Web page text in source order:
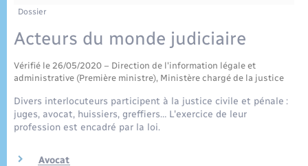
Plan interactif
Publications
Etat-civil - Papiers - Citoyenneté
Mariage – PACS
Parrainage civil
Recensement
Logement - Urbanisme
Loisirs
Nouvel habitant
Transports scolaires
Travaux - Autorisation d’occupation de l’espace
Dossier
Acteurs du monde judiciaire
Vérifié le 26/05/2020 – Direction de l'information légale et
administrative (Première ministre), Ministère chargé de la justice
Divers interlocuteurs participent à la justice civile et pénale :
juges, avocat, huissiers, greffiers… L'exercice de leur
profession est encadré par la loi.
Avocat